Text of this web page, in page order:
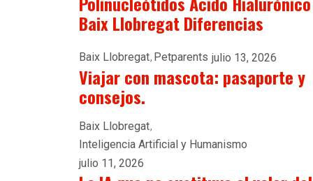
Baix Llobregat Diferencias
Baix Llobregat Petparents julio 13, 2026
Viajar con mascota: pasaporte y
consejos.
Baix Llobregat
Inteligencia Artificial y Humanismo
julio 11, 2026